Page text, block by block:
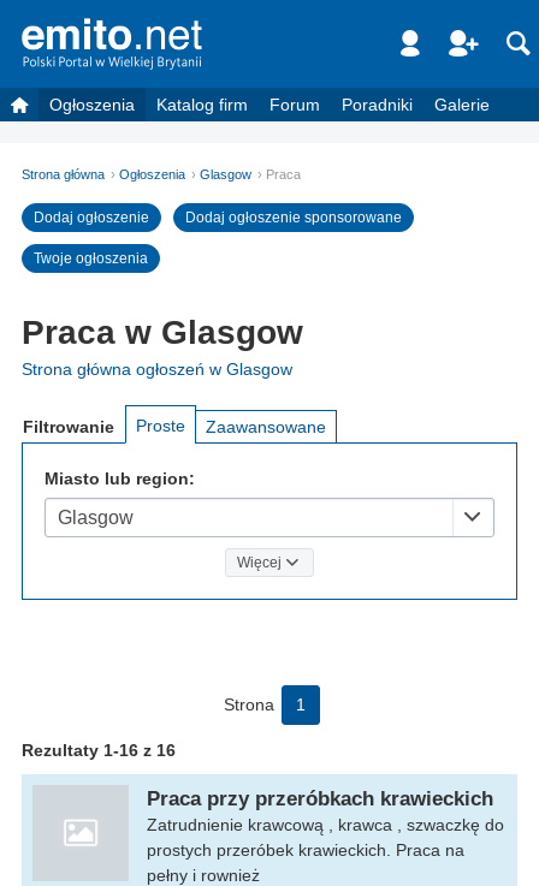
Ogłoszenia Katalog firm Forum Poradniki Galerie
Strona główna Ogłoszenia Glasgow Praca
Dodaj ogłoszenie Dodaj ogłoszenie sponsorowane
Twoje ogłoszenia
Praca w Glasgow
Strona główna ogłoszeń w Glasgow
Filtrowanie Proste Zaawansowane
Miasto lub region:
Glasgow
Więcej
Strona 1
Rezultaty 1-16 z 16
Praca przy przeróbkach krawieckich
Zatrudnienie krawcową , krawca , szwaczkę do
prostych przeróbek krawieckich. Praca na
pełny i rownież